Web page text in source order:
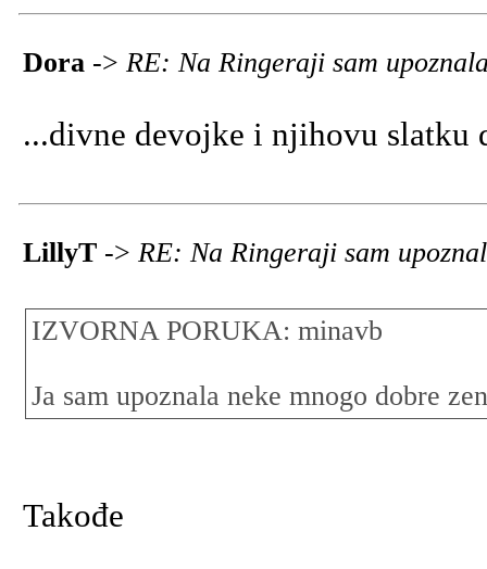
Dora -> RE: Na Ringeraji sam
...divne devojke i njihovu slatku
LillyT -> RE: Na Ringeraji sam
IZVORNA PORUKA: minavb
Ja sam upoznala neke mnogo dobre
Takođe